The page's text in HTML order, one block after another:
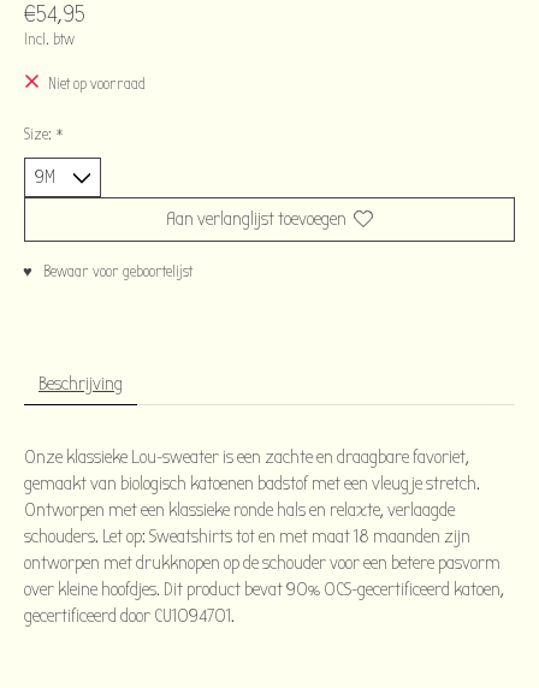
€54,95
Incl. btw
Niet op voorraad
Size: *
Aan verlanglijst toevoegen
♥ Bewaar voor geboortelijst
Beschrijving
Onze klassieke Lou-sweater is een zachte en draagbare favoriet,
gemaakt van biologisch katoenen badstof met een vleugje stretch.
Ontworpen met een klassieke ronde hals en relaxte, verlaagde
schouders. Let op: Sweatshirts tot en met maat 18 maanden zijn
ontworpen met drukknopen op de schouder voor een betere pasvorm
over kleine hoofdjes. Dit product bevat 90% OCS-gecertificeerd katoen,
gecertificeerd door CU1094701.